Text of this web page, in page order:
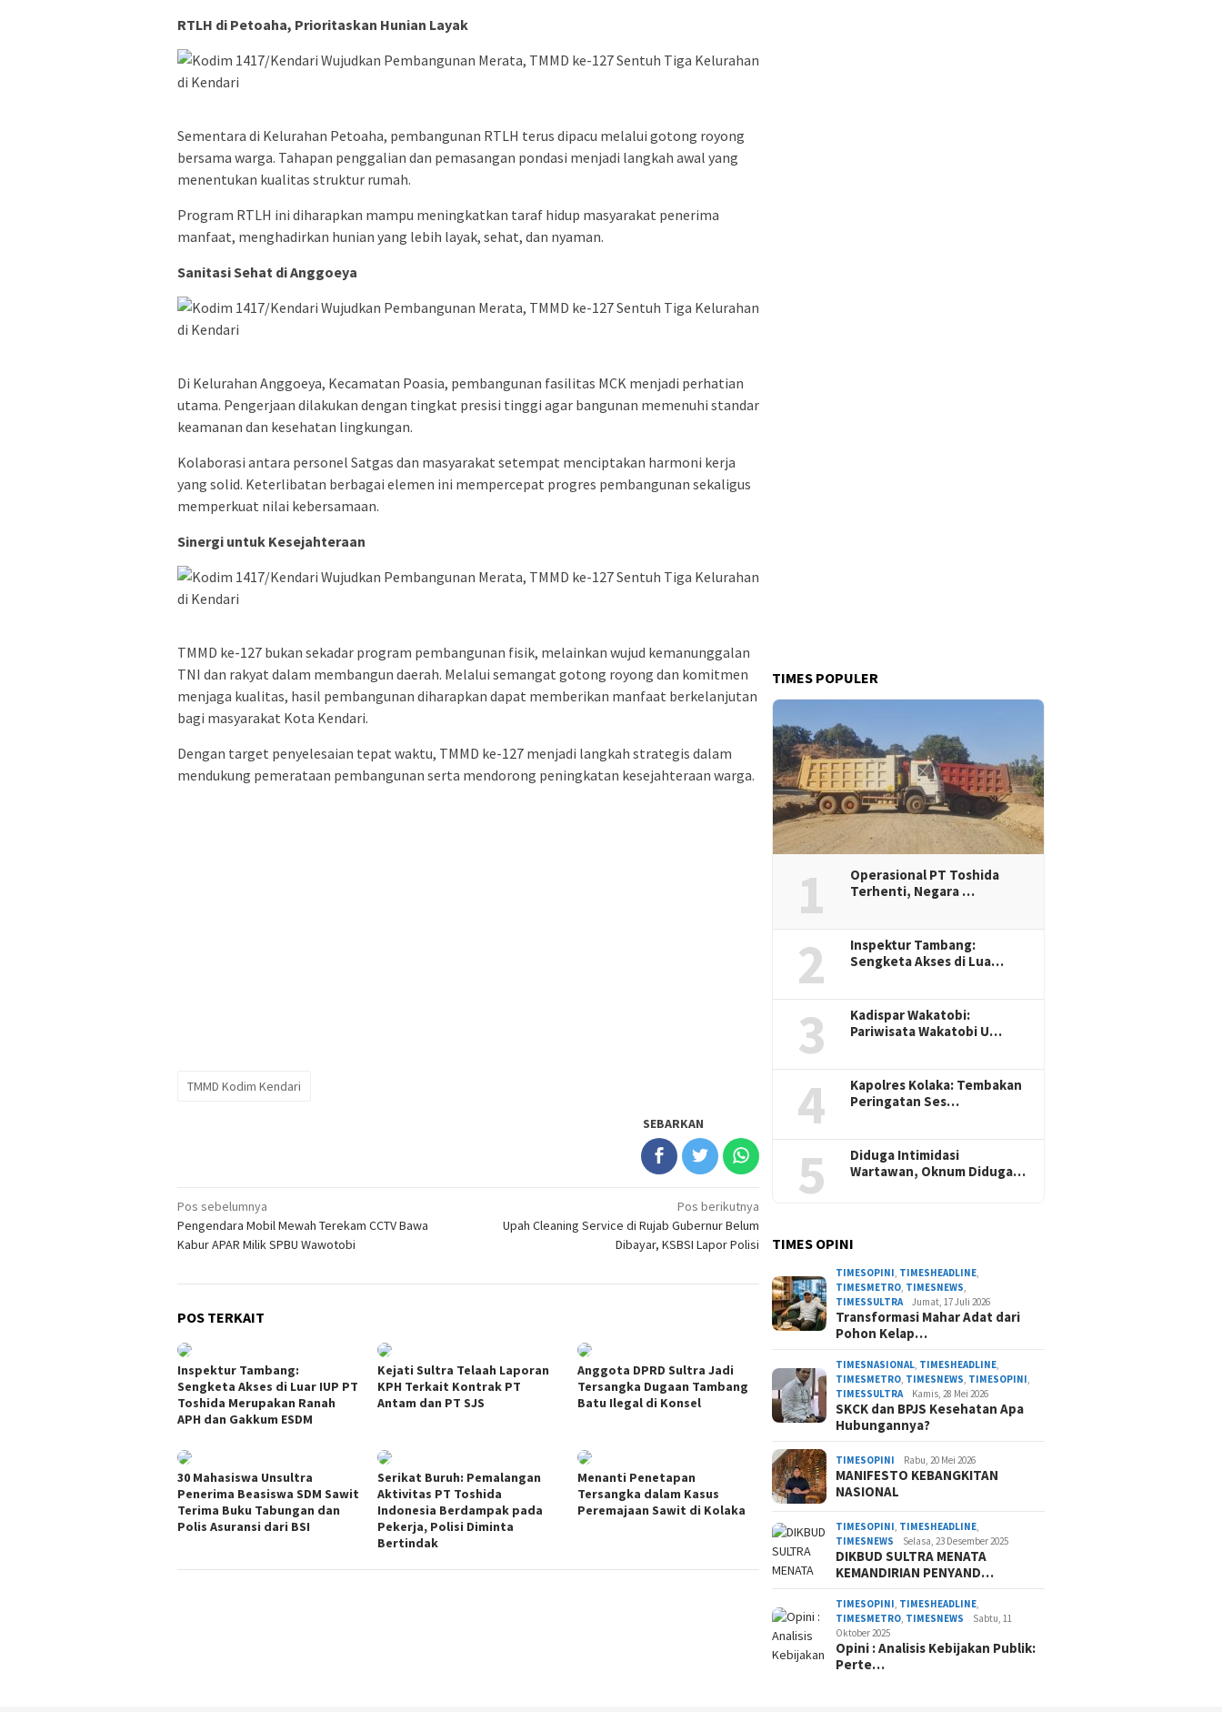
RTLH di Petoaha, Prioritaskan Hunian Layak
Sementara di Kelurahan Petoaha, pembangunan RTLH terus dipacu melalui gotong royong
bersama warga. Tahapan penggalian dan pemasangan pondasi menjadi langkah awal yang
menentukan kualitas struktur rumah.
Program RTLH ini diharapkan mampu meningkatkan taraf hidup masyarakat penerima
manfaat, menghadirkan hunian yang lebih layak, sehat, dan nyaman.
Sanitasi Sehat di Anggoeya
Di Kelurahan Anggoeya, Kecamatan Poasia, pembangunan fasilitas MCK menjadi perhatian
utama. Pengerjaan dilakukan dengan tingkat presisi tinggi agar bangunan memenuhi standar
keamanan dan kesehatan lingkungan.
Kolaborasi antara personel Satgas dan masyarakat setempat menciptakan harmoni kerja
yang solid. Keterlibatan berbagai elemen ini mempercepat progres pembangunan sekaligus
memperkuat nilai kebersamaan.
Sinergi untuk Kesejahteraan
TMMD ke-127 bukan sekadar program pembangunan fisik, melainkan wujud kemanunggalan
TNI dan rakyat dalam membangun daerah. Melalui semangat gotong royong dan komitmen
menjaga kualitas, hasil pembangunan diharapkan dapat memberikan manfaat berkelanjutan
bagi masyarakat Kota Kendari.
Dengan target penyelesaian tepat waktu, TMMD ke-127 menjadi langkah strategis dalam
mendukung pemerataan pembangunan serta mendorong peningkatan kesejahteraan warga.
TMMD Kodim Kendari
SEBARKAN
Navigasi
pos
Pos sebelumnya
Pengendara Mobil Mewah Terekam CCTV Bawa
Kabur APAR Milik SPBU Wawotobi
Pos berikutnya
Upah Cleaning Service di Rujab Gubernur Belum
Dibayar, KSBSI Lapor Polisi
POS TERKAIT
Inspektur Tambang:
Sengketa Akses di Luar IUP PT
Toshida Merupakan Ranah
APH dan Gakkum ESDM
Kejati Sultra Telaah Laporan
KPH Terkait Kontrak PT
Antam dan PT SJS
Anggota DPRD Sultra Jadi
Tersangka Dugaan Tambang
Batu Ilegal di Konsel
30 Mahasiswa Unsultra
Penerima Beasiswa SDM Sawit
Terima Buku Tabungan dan
Polis Asuransi dari BSI
Serikat Buruh: Pemalangan
Aktivitas PT Toshida
Indonesia Berdampak pada
Pekerja, Polisi Diminta
Bertindak
Menanti Penetapan
Tersangka dalam Kasus
Peremajaan Sawit di Kolaka
TIMES POPULER
1
Operasional PT Toshida
Terhenti, Negara …
2
Inspektur Tambang:
Sengketa Akses di Lua…
3
Kadispar Wakatobi:
Pariwisata Wakatobi U…
4
Kapolres Kolaka: Tembakan
Peringatan Ses…
5
Diduga Intimidasi
Wartawan, Oknum Diduga…
TIMES OPINI
TIMESOPINI TIMESHEADLINE
TIMESMETRO TIMESNEWS
TIMESSULTRA
Jumat, 17 Juli 2026
Transformasi Mahar Adat dari
Pohon Kelap…
TIMESNASIONAL TIMESHEADLINE
TIMESMETRO TIMESNEWS TIMESOPINI
TIMESSULTRA
Kamis, 28 Mei 2026
SKCK dan BPJS Kesehatan Apa
Hubungannya?
TIMESOPINI Rabu, 20 Mei 2026
MANIFESTO KEBANGKITAN
NASIONAL
TIMESOPINI TIMESHEADLINE
TIMESNEWS
Selasa, 23 Desember 2025
DIKBUD SULTRA MENATA
KEMANDIRIAN PENYAND…
TIMESOPINI TIMESHEADLINE
TIMESMETRO TIMESNEWS
Sabtu, 11
Oktober 2025
Opini : Analisis Kebijakan Publik:
Perte…